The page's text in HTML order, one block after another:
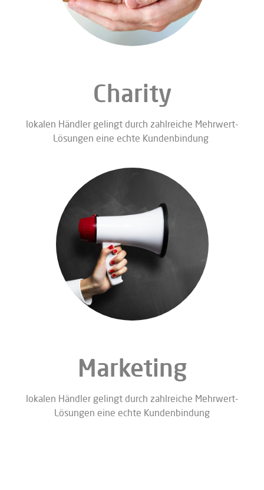
Charity
lokalen Händler gelingt durch zahlreiche Mehrwert-
Lösungen eine echte Kundenbindung
Marketing
lokalen Händler gelingt durch zahlreiche Mehrwert-
Lösungen eine echte Kundenbindung